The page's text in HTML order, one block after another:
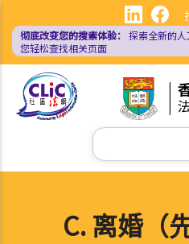
主
彻底改变您的搜索体验： 探索全新的
您轻松查找相关页面
搜
索
C. 离婚（